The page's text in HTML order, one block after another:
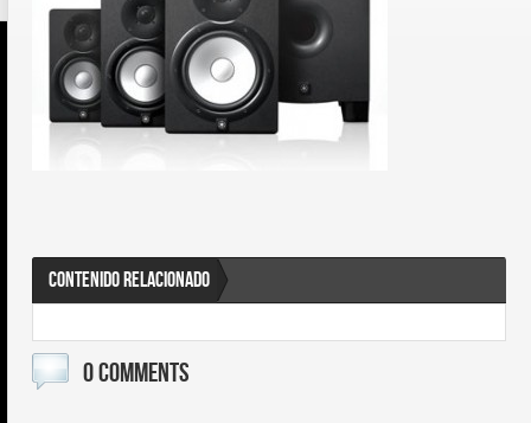
CONTENIDO RELACIONADO
0 COMMENTS